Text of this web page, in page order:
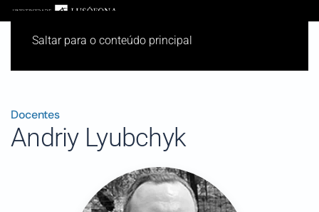
Saltar para o conteúdo principal
Docentes
Andriy Lyubchyk